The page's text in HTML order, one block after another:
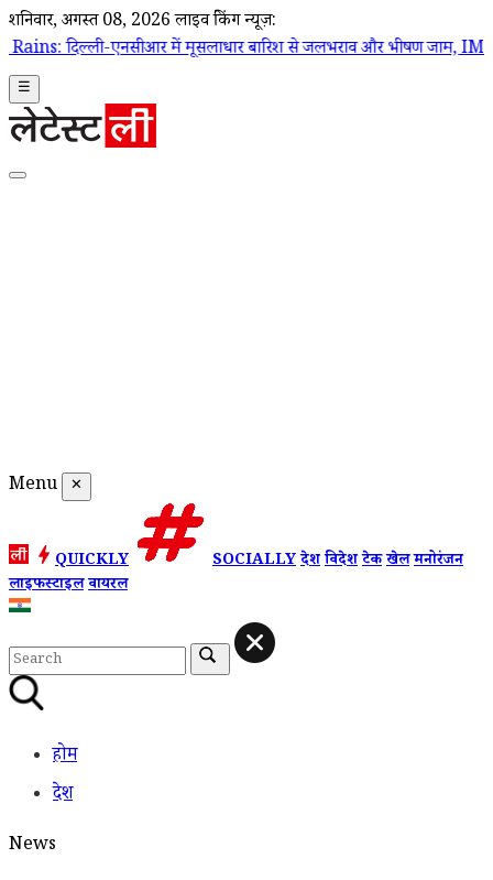
शनिवार, अगस्त 08, 2026 लाइव ब्रेकिंग न्यूज़:
में मूसलाधार बारिश से जलभराव और भीषण जाम, IMD ने जारी किया
☰
Menu ✕
QUICKLY SOCIALLYदेशविदेशटेकखेलमनोरंजन
लाइफस्टाइलवायरल
होम
देश
News